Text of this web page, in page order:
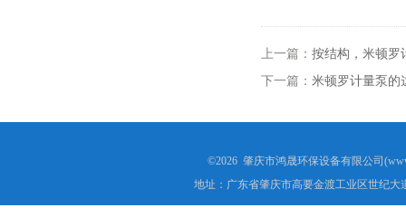
上一篇： 按结构，米顿罗
下一篇： 米顿罗计量泵的
©2026 肇庆市鸿晟环保设备有限公司
地址：广东省肇庆市高要金渡工业区世纪大